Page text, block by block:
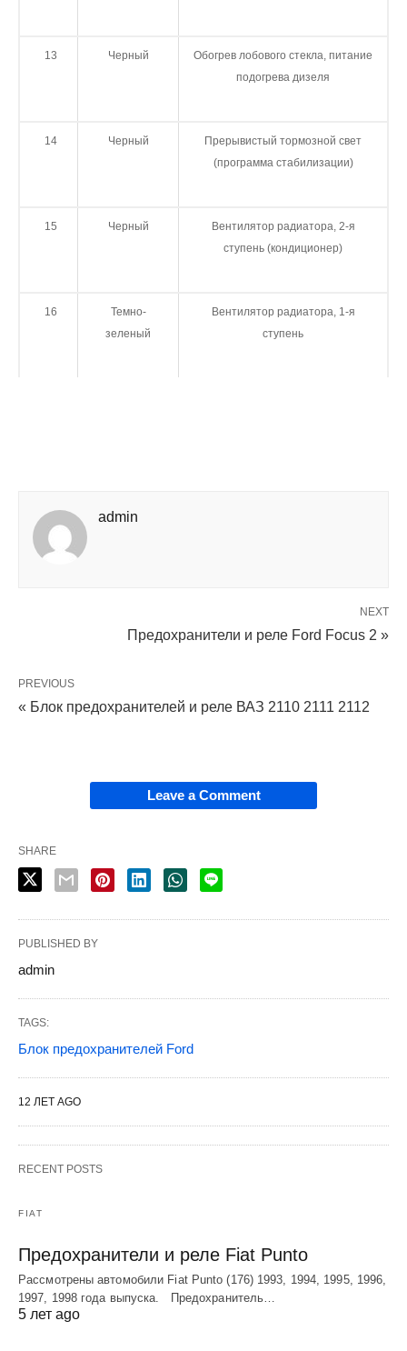
13 Черный
Обогрев лобового стекла, питание
подогрева дизеля
14 Черный
Прерывистый тормозной свет
(программа стабилизации)
15 Черный
Вентилятор радиатора, 2-я
ступень (кондиционер)
16
Темно-
зеленый
Вентилятор радиатора, 1-я
ступень
admin
NEXT
Предохранители и реле Ford Focus 2 »
PREVIOUS
« Блок предохранителей и реле ВАЗ 2110 2111 2112
Leave a Comment
SHARE
PUBLISHED BY
admin
TAGS:
Блок предохранителей Ford
12 ЛЕТ AGO
RECENT POSTS
FIAT
Предохранители и реле Fiat Punto
Рассмотрены автомобили Fiat Punto (176) 1993, 1994, 1995, 1996,
1997, 1998 года выпуска. Предохранитель…
5 лет ago